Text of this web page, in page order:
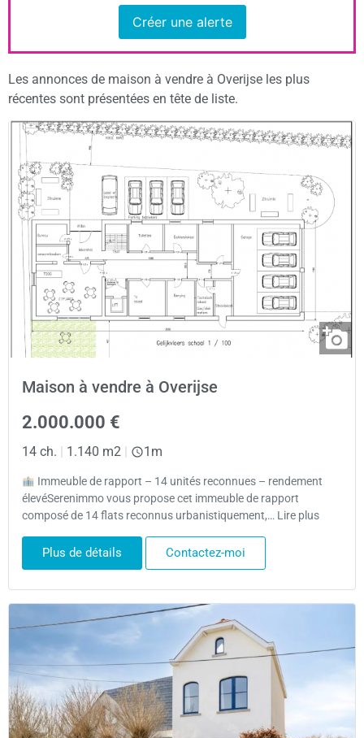
Créer une alerte
Les annonces de maison à vendre à Overijse les plus
récentes sont présentées en tête de liste.
Maison à vendre à Overijse
2.000.000 €
14 ch. | 1.140 m2 | 1m
Immeuble de rapport – 14 unités reconnues – rendement
élevéSerenimmo vous propose cet immeuble de rapport
composé de 14 flats reconnus urbanistiquement,… Lire plus
Plus de détails Contactez-moi